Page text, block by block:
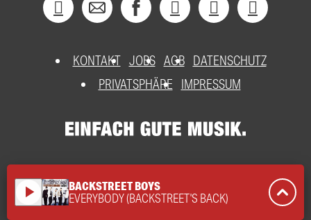
KONTAKT JOBS AGB DATENSCHUTZ
PRIVATSPHÄRE
IMPRESSUM
play_arrow BACKSTREET BOYS
EVERYBODY (BACKSTREET'S BACK)